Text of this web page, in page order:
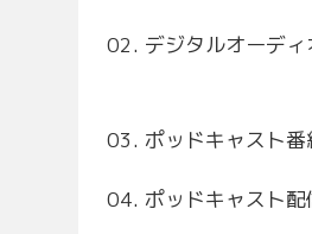
02. デジタルオーディ
03. ポッドキャスト番
04. ポッドキャスト配